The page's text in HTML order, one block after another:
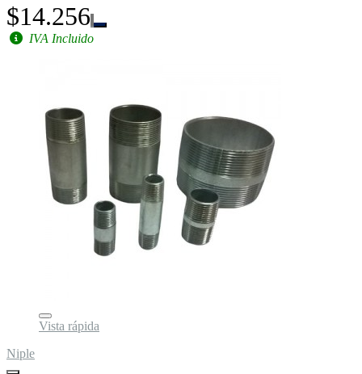
$14.256
IVA Incluido
Vista rápida
Niple